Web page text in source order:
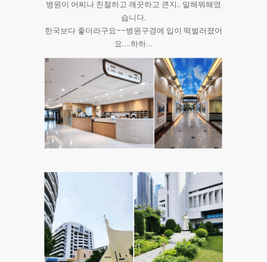
병원이 어찌나 친절하고 깨끗하고 큰지.. 말해뭐해였
습니다.
한국보다 좋더라구요~~병원구경에 입이 떡벌러졌어
요….하하…